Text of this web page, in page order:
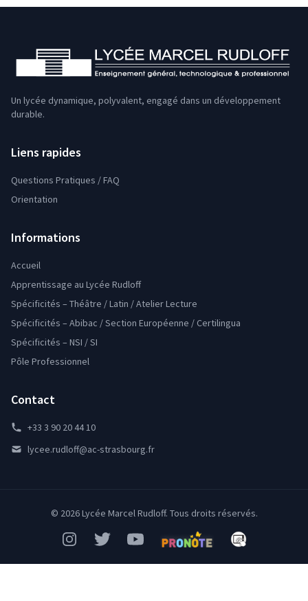
Un lycée dynamique, polyvalent, engagé dans un développement
durable.
Liens rapides
Questions Pratiques / FAQ
Orientation
Informations
Accueil
Apprentissage au Lycée Rudloff
Spécificités – Théâtre / Latin / Atelier Lecture
Spécificités – Abibac / Section Européenne / Certilingua
Spécificités – NSI / SI
Pôle Professionnel
Contact
+33 3 90 20 44 10
lycee.rudloff@ac-strasbourg.fr
© 2026 Lycée Marcel Rudloff. Tous droits réservés.
InstagramTwitterYouTubePronote Mon Bureau